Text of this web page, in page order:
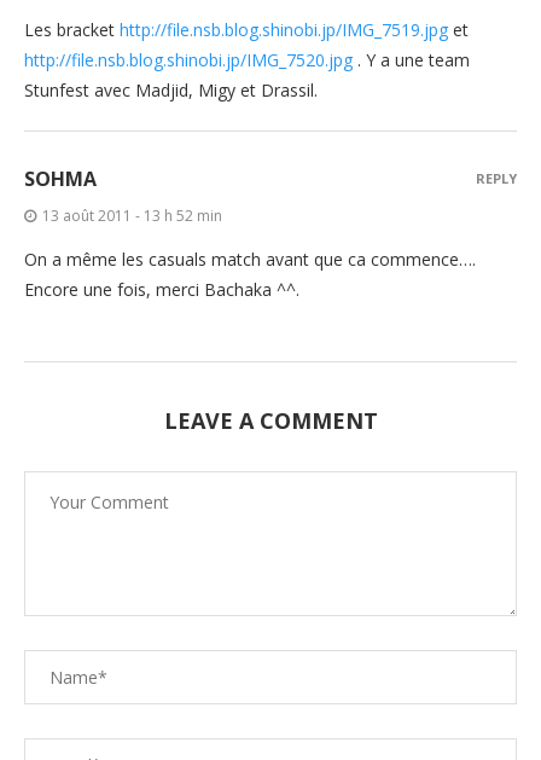
Les bracket http://file.nsb.blog.shinobi.jp/IMG_7519.jpg et
http://file.nsb.blog.shinobi.jp/IMG_7520.jpg . Y a une team
Stunfest avec Madjid, Migy et Drassil.
SOHMA
13 août 2011 - 13 h 52 min
On a même les casuals match avant que ca commence….
Encore une fois, merci Bachaka ^^.
REPLY
LEAVE A COMMENT